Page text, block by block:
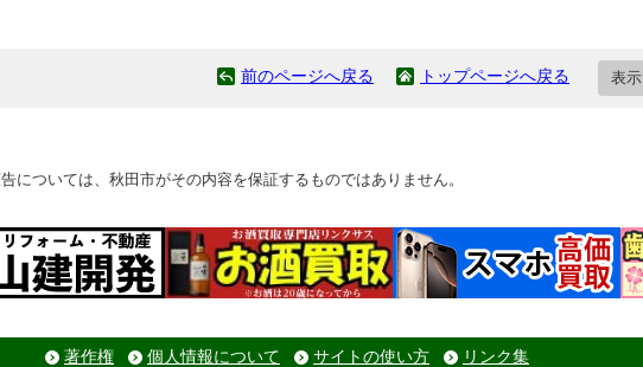
前のページへ戻る トップページへ戻る 表示
については、秋田市がその内容を保証するものではありません。
著作権 個人情報について サイトの使い方 リンク集